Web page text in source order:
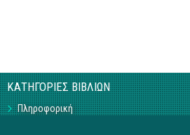
ΚΑΤΗΓΟΡΙΕΣ ΒΙΒΛΙΩΝ
Πληροφορική